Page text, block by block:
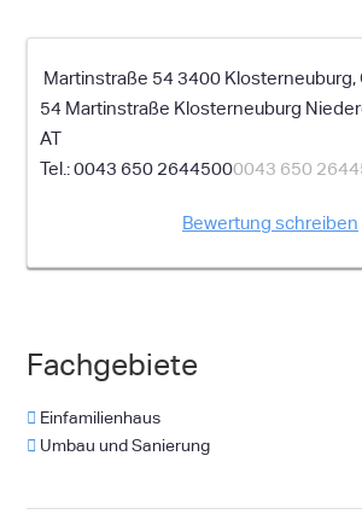
Martinstraße 54 3400 Klosterneuburg,
54 Martinstraße Klosterneuburg
AT
0043 650 26445000043 650
Bewertung schreiben
Fachgebiete
Einfamilienhaus
Umbau und Sanierung